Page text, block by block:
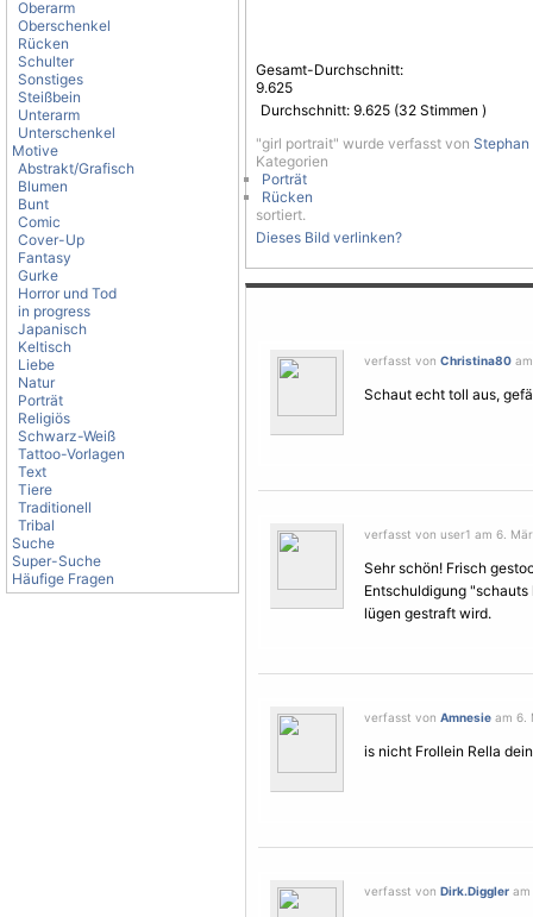
Oberarm
Oberschenkel
Rücken
Schulter
Sonstiges
Steißbein
Unterarm
Unterschenkel
Motive
Abstrakt/Grafisch
Blumen
Bunt
Comic
Cover-Up
Fantasy
Gurke
Horror und Tod
in progress
Japanisch
Keltisch
Liebe
Natur
Porträt
Religiös
Schwarz-Weiß
Tattoo-Vorlagen
Text
Tiere
Traditionell
Tribal
Suche
Super-Suche
Häufige Fragen
Gesamt-Durchschnitt:
9.625
Durchschnitt: 9.625 (32 Stimmen )
"girl portrait" wurde verfasst von Stephan
Kategorien
Porträt
Rücken
sortiert.
Dieses Bild verlinken?
verfasst von Christina80
Schaut echt toll aus,
verfasst von user1 am 6.
Sehr schön! Frisch
Entschuldigung
lügen gestraft wird.
verfasst von Amnesie am 6.
is nicht Frollein Rella
verfasst von Dirk.Diggler am